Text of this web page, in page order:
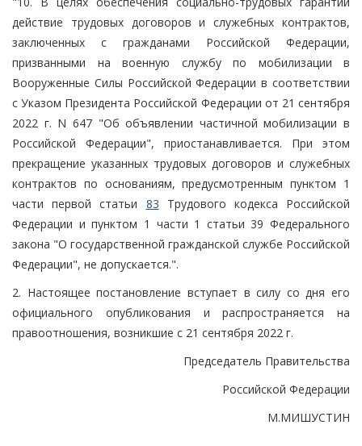
действие трудовых договоров и служебных контрактов,
заключенных с гражданами Российской Федерации,
призванными на военную службу по мобилизации в
Вооруженные Силы Российской Федерации в соответствии
с Указом Президента Российской Федерации от 21 сентября
2022 г. N 647 "Об объявлении частичной мобилизации в
Российской Федерации", приостанавливается. При этом
прекращение указанных трудовых договоров и служебных
контрактов по основаниям, предусмотренным пунктом 1
части первой статьи 83 Трудового кодекса Российской
Федерации и пунктом 1 части 1 статьи 39 Федерального
закона "О государственной гражданской службе Российской
Федерации", не допускается.".
2. Настоящее постановление вступает в силу со дня его
официального опубликования и распространяется на
правоотношения, возникшие с 21 сентября 2022 г.
Председатель Правительства
Российской Федерации
М.МИШУСТИН